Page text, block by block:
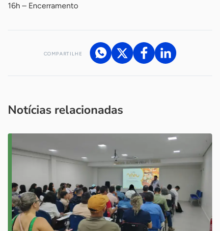
16h – Encerramento
COMPARTILHE
Notícias relacionadas